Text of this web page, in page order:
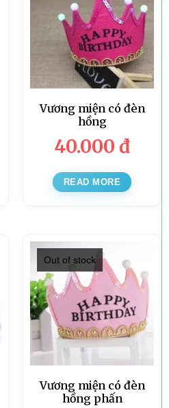
Vương miện có đèn
hồng
40.000 đ
READ MORE
Out of stock
Vương miện có đèn
hồng phấn